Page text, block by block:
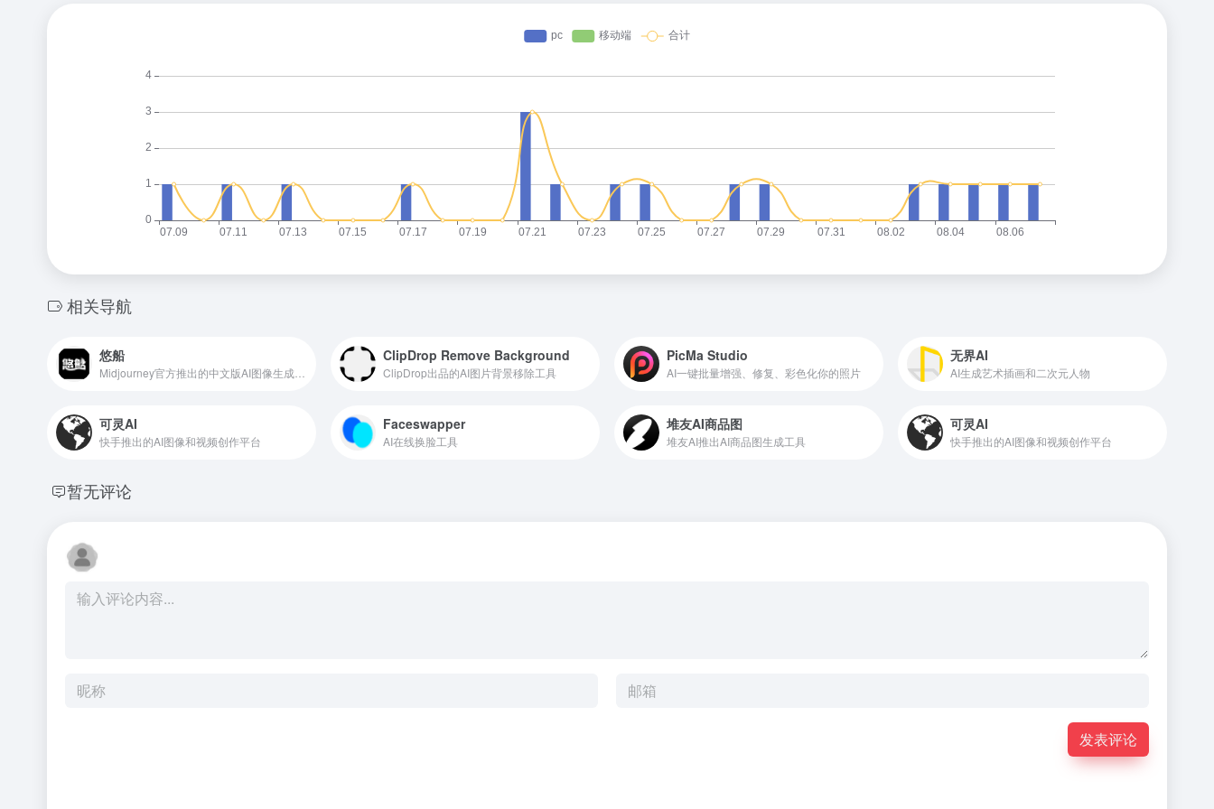
相关导航
悠船 ClipDrop Remove Background
ClipDrop出品的AI图片背景移除工具
PicMa Studio
AI一键批量增强、修复、彩色化你的照片
无界AI
AI生成艺术插画和二次元人物
可灵AI
快手推出的AI图像和视频创作平台
Faceswapper
AI在线换脸工具
堆友AI商品图
堆友AI推出AI商品图生成工具
可灵AI
快手推出的AI图像和视频创作平台
暂无评论
发表评论